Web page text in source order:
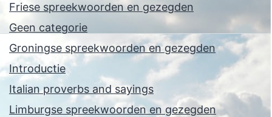
Friese spreekwoorden en gezegden
Geen categorie
Groningse spreekwoorden en gezegden
Introductie
Italian proverbs and sayings
Limburgse spreekwoorden en gezegden